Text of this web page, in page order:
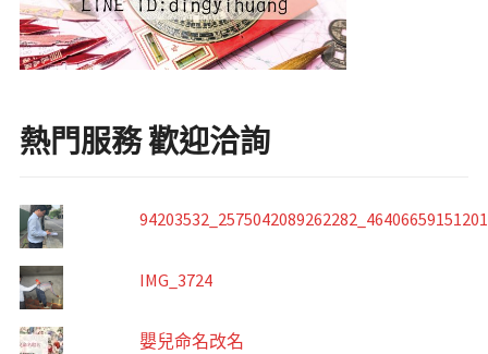
熱門服務 歡迎洽詢
IMG_3724
嬰兒命名改名